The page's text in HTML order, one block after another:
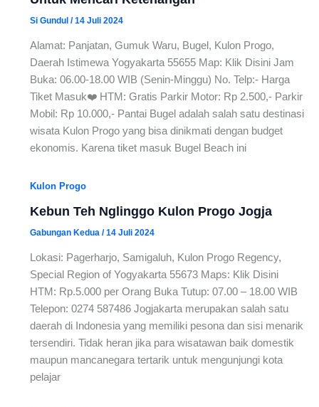
Si Gundul /14 Juli 2024
Alamat: Panjatan, Gumuk Waru, Bugel, Kulon Progo,
Daerah Istimewa Yogyakarta 55655 Map: Klik Disini Jam
Buka: 06.00-18.00 WIB (Senin-Minggu) No. Telp:- Harga
Tiket Masuk❤️ HTM: Gratis Parkir Motor: Rp 2.500,- Parkir
Mobil: Rp 10.000,- Pantai Bugel adalah salah satu destinasi
wisata Kulon Progo yang bisa dinikmati dengan budget
ekonomis. Karena tiket masuk Bugel Beach ini
Kulon Progo
Kebun Teh Nglinggo Kulon Progo Jogja
Gabungan Kedua /14 Juli 2024
Lokasi: Pagerharjo, Samigaluh, Kulon Progo Regency,
Special Region of Yogyakarta 55673 Maps: Klik Disini
HTM: Rp.5.000 per Orang Buka Tutup: 07.00 – 18.00 WIB
Telepon: 0274 587486 Jogjakarta merupakan salah satu
daerah di Indonesia yang memiliki pesona dan sisi menarik
tersendiri. Tidak heran jika para wisatawan baik domestik
maupun mancanegara tertarik untuk mengunjungi kota
pelajar